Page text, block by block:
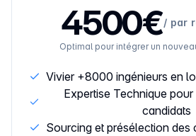
4500€/ par
Optimal pour intégrer un
Vivier +8000 ingénieurs en
Expertise Technique
candidats
Sourcing et présélection des